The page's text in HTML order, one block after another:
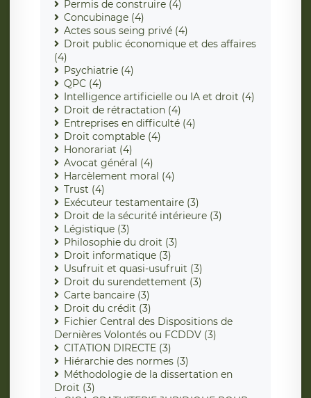
Permis de construire (4)
Concubinage (4)
Actes sous seing privé (4)
Droit public économique et des affaires
(4)
Psychiatrie (4)
QPC (4)
Intelligence artificielle ou IA et droit (4)
Droit de rétractation (4)
Entreprises en difficulté (4)
Droit comptable (4)
Honorariat (4)
Avocat général (4)
Harcèlement moral (4)
Trust (4)
Exécuteur testamentaire (3)
Droit de la sécurité intérieure (3)
Légistique (3)
Philosophie du droit (3)
Droit informatique (3)
Usufruit et quasi-usufruit (3)
Droit du surendettement (3)
Carte bancaire (3)
Droit du crédit (3)
Fichier Central des Dispositions de
Dernières Volontés ou FCDDV (3)
CITATION DIRECTE (3)
Hiérarchie des normes (3)
Méthodologie de la dissertation en
Droit (3)